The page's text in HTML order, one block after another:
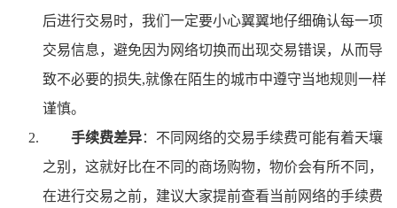
后进行交易时，我们一定要小心翼翼地仔细确认每一项
交易信息，避免因为网络切换而出现交易错误，从而导
致不必要的损失,就像在陌生的城市中遵守当地规则一样
谨慎。
手续费差异：不同网络的交易手续费可能有着天壤
之别，这就好比在不同的商场购物，物价会有所不同，
在进行交易之前，建议大家提前查看当前网络的手续费